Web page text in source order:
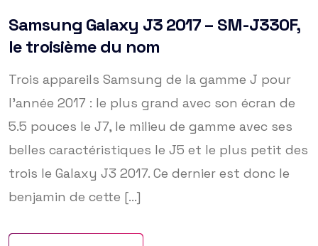
Samsung Galaxy J3 2017 – SM-J330F,
le troisième du nom
Trois appareils Samsung de la gamme J pour
l’année 2017 : le plus grand avec son écran de
5.5 pouces le J7, le milieu de gamme avec ses
belles caractéristiques le J5 et le plus petit des
trois le Galaxy J3 2017. Ce dernier est donc le
benjamin de cette [...]